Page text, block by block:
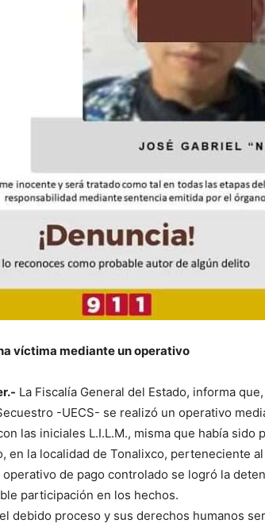
víctima mediante un operativo
La Fiscalía General del Estado, informa
-UECS- se realizó un operativo
las iniciales L.I.L.M., misma que había
en la localidad de Tonalixco, perteneciente
de pago controlado se logró la
participación en los hechos.
debido proceso y sus derechos humanos